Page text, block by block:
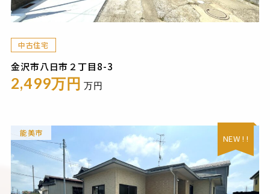
中古住宅
金沢市八日市２丁目8-3
2,499万円 万円
能美市
NEW ! !